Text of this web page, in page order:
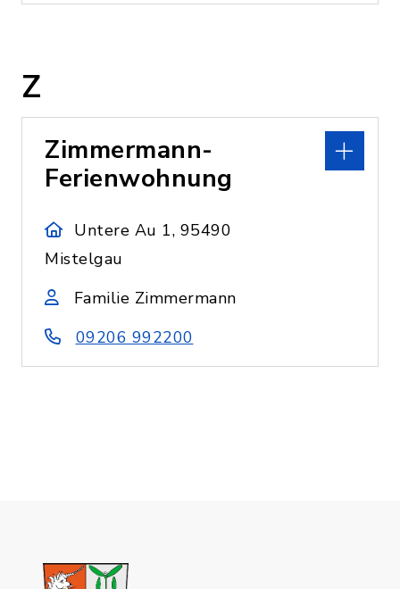
Z
Zimmermann-
Ferienwohnung
Untere Au 1, 95490
Mistelgau
Familie Zimmermann
09206 992200